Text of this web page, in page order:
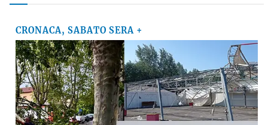
CRONACA, SABATO SERA +